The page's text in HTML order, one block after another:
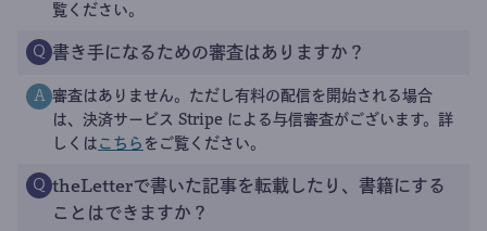
覧ください。
Q 書き手になるための審査はありますか？
A 審査はありません。ただし有料の配信を開始される場合
は、決済サービス Stripe による与信審査がございます。詳
しくは こちら をご覧ください。
Q theLetterで書いた記事を転載したり、書籍にする
ことはできますか？